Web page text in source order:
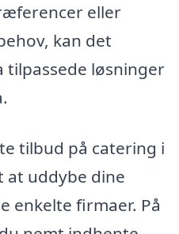
eller
kan det
tilpassede løsninger
tilbud på catering i
at uddybe dine
enkelte firmaer. På